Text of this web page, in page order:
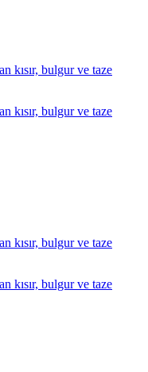
kısır, bulgur ve taze
kısır, bulgur ve taze
kısır, bulgur ve taze
kısır, bulgur ve taze